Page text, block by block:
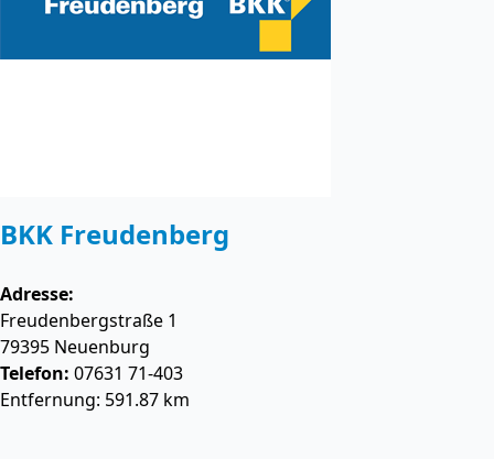
BKK Freudenberg
Adresse:
Freudenbergstraße 1
79395 Neuenburg
Telefon: 07631 71-403
Entfernung: 591.87 km